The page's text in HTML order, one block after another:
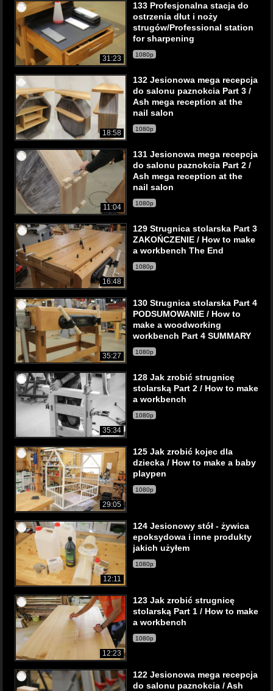
31:23
133 Profesjonalna stacja do
ostrzenia dłut i noży
strugów/Professional station
for sharpening
1080p
18:58
132 Jesionowa mega recepcja
do salonu paznokcia Part 3 /
Ash mega reception at the
nail salon
1080p
11:04
131 Jesionowa mega recepcja
do salonu paznokcia Part 2 /
Ash mega reception at the
nail salon
1080p
16:48
129 Strugnica stolarska Part 3
ZAKOŃCZENIE / How to make
a workbench The End
1080p
35:27
130 Strugnica stolarska Part 4
PODSUMOWANIE / How to
make a woodworking
workbench Part 4 SUMMARY
1080p
35:34
128 Jak zrobić strugnicę
stolarską Part 2 / How to make
a workbench
1080p
29:05
125 Jak zrobić kojec dla
dziecka / How to make a baby
playpen
1080p
12:11
124 Jesionowy stół - żywica
epoksydowa i inne produkty
jakich użyłem
1080p
12:23
123 Jak zrobić strugnicę
stolarską Part 1 / How to make
a workbench
1080p
122 Jesionowa mega recepcja
do salonu paznokcia / Ash